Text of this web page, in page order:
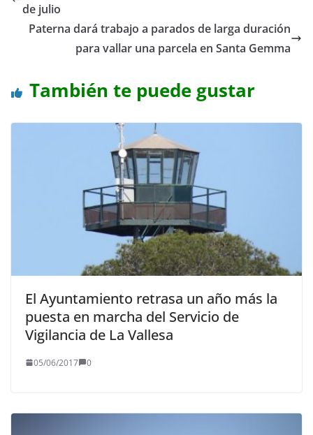
de julio
Paterna dará trabajo a parados de larga duración
para vallar una parcela en Santa Gemma
También te puede gustar
El Ayuntamiento retrasa un año más la
puesta en marcha del Servicio de
Vigilancia de La Vallesa
05/06/2017 0